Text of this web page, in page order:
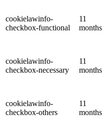
cookielawinfo-
checkbox-functional
11
months
cookielawinfo-
checkbox-necessary
11
months
cookielawinfo-
checkbox-others
11
months